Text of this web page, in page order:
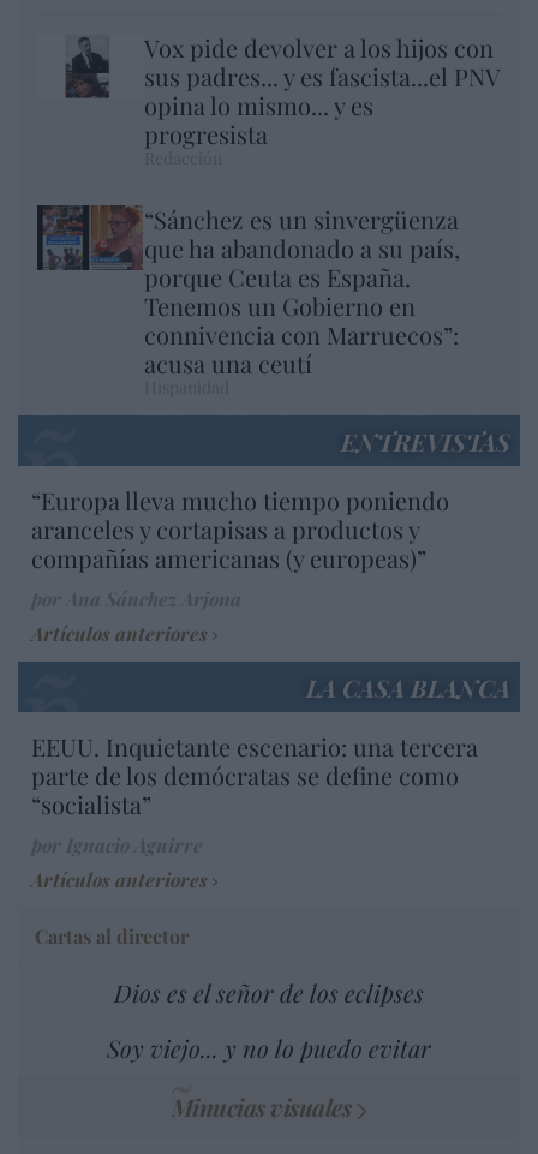
Vox pide devolver a los hijos con
sus padres... y es fascista...el PNV
opina lo mismo... y es
progresista
“Sánchez es un sinvergüenza
que ha abandonado a su país,
porque Ceuta es España.
Tenemos un Gobierno en
connivencia con Marruecos”:
acusa una ceutí
ENTREVISTAS
“Europa lleva mucho tiempo poniendo
aranceles y cortapisas a productos y
compañías americanas (y europeas)”
Artículos anteriores
LA CASA BLANCA
EEUU. Inquietante escenario: una tercera
parte de los demócratas se define como
“socialista”
Artículos anteriores
Cartas al director
Dios es el señor de los eclipses
Soy viejo... y no lo puedo evitar
Minucias visuales